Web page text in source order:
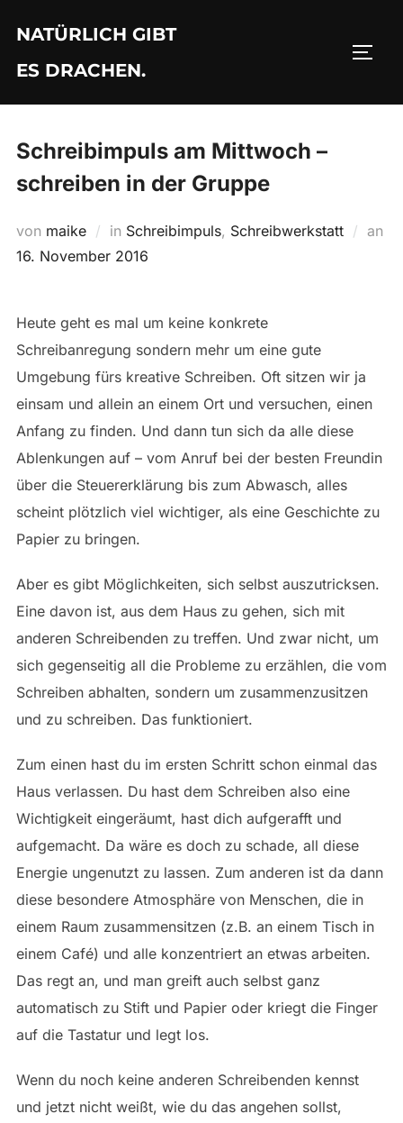
Inhalten
springen
NATÜRLICH GIBT
ES DRACHEN.
Schreibimpuls am Mittwoch –
schreiben in der Gruppe
von maike in Schreibimpuls, Schreibwerkstatt
an
Veröffentlicht
16. November 2016
Heute geht es mal um keine konkrete
Schreibanregung sondern mehr um eine gute
Umgebung fürs kreative Schreiben. Oft sitzen wir ja
einsam und allein an einem Ort und versuchen, einen
Anfang zu finden. Und dann tun sich da alle diese
Ablenkungen auf – vom Anruf bei der besten Freundin
über die Steuererklärung bis zum Abwasch, alles
scheint plötzlich viel wichtiger, als eine Geschichte zu
Papier zu bringen.
Aber es gibt Möglichkeiten, sich selbst auszutricksen.
Eine davon ist, aus dem Haus zu gehen, sich mit
anderen Schreibenden zu treffen. Und zwar nicht, um
sich gegenseitig all die Probleme zu erzählen, die vom
Schreiben abhalten, sondern um zusammenzusitzen
und zu schreiben. Das funktioniert.
Zum einen hast du im ersten Schritt schon einmal das
Haus verlassen. Du hast dem Schreiben also eine
Wichtigkeit eingeräumt, hast dich aufgerafft und
aufgemacht. Da wäre es doch zu schade, all diese
Energie ungenutzt zu lassen. Zum anderen ist da dann
diese besondere Atmosphäre von Menschen, die in
einem Raum zusammensitzen (z.B. an einem Tisch in
einem Café) und alle konzentriert an etwas arbeiten.
Das regt an, und man greift auch selbst ganz
automatisch zu Stift und Papier oder kriegt die Finger
auf die Tastatur und legt los.
Wenn du noch keine anderen Schreibenden kennst
und jetzt nicht weißt, wie du das angehen sollst,